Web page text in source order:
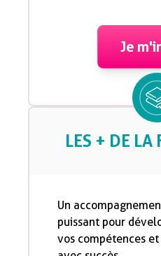
Je
LES + DE LA
Un
puissant pour
vos compétences